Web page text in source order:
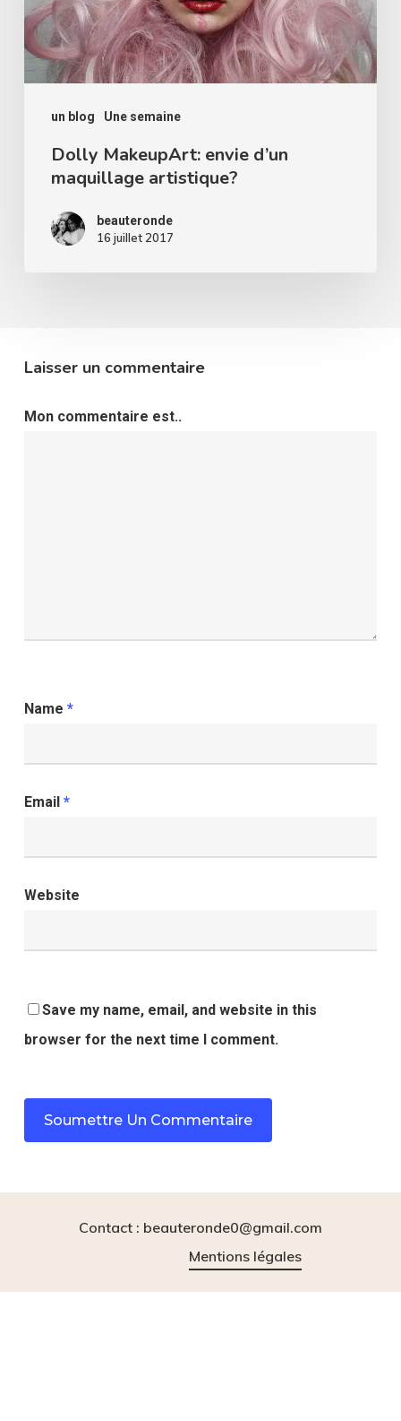
un blog Une semaine
Dolly MakeupArt: envie d’un
maquillage artistique?
beauteronde
16 juillet 2017
Laisser un commentaire
Mon commentaire est..
Name *
Email *
Website
Save my name, email, and website in this
browser for the next time I comment.
Contact : beauteronde0@gmail.com
Mentions légales